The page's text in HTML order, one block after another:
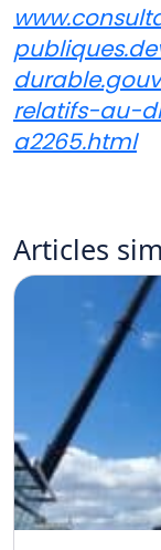
relatifs-au-
a2265.html
Articles